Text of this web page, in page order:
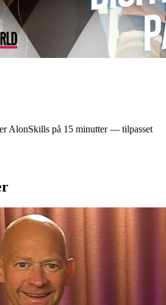
AlonSkills på 15 minutter — tilpasset